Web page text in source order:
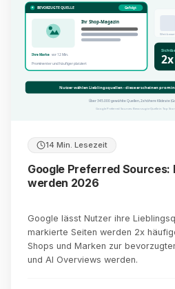
BEVORZUGTE QUELLE Gefolgt
Ihr Shop-Magazin
Ihre Marke vor 12 Min.
Prominenter und häufiger platziert 2x
Nutzer wählen Lieblingsquellen - diese erscheinen
Über 345.000 gewählte Quellen, 2x höhere Klickrate
Google Preferred Sources: Bevorzugte Quelle in Top
14 Min. Lesezeit
Google Preferred Sources:
werden 2026
Google lässt Nutzer ihre
markierte Seiten werden 2x
Shops und Marken zur
und AI Overviews werden.